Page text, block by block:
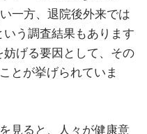
一方、退院後外来では
う調査結果もあります
げる要因として、その
とが挙げられていま
見ると、人々が健康意